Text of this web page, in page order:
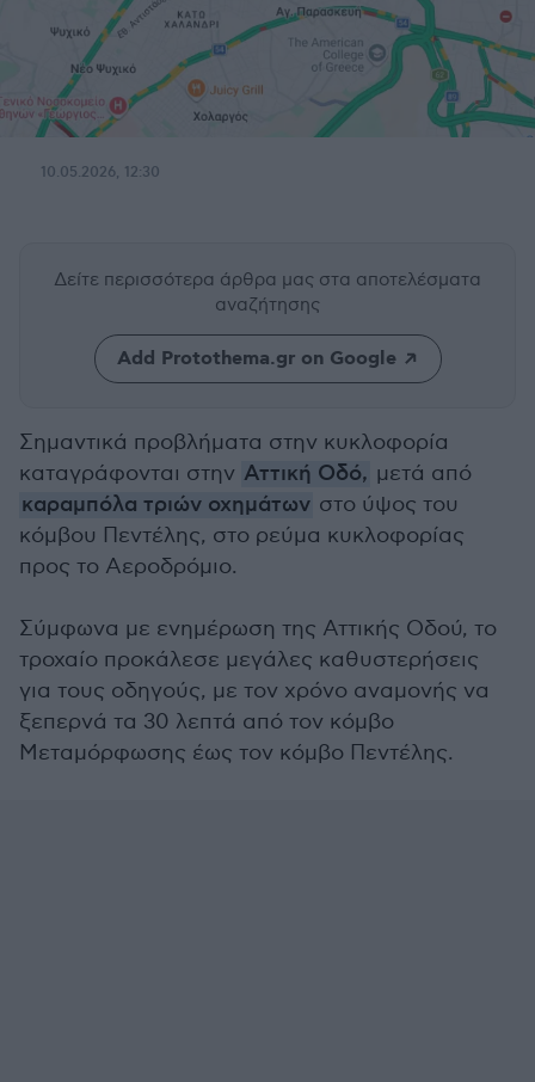
10.05.2026, 12:30
Δείτε περισσότερα άρθρα μας στα αποτελέσματα
αναζήτησης
Add Protothema.gr on Google
Σημαντικά προβλήματα στην κυκλοφορία
καταγράφονται στην Αττική Οδό, μετά από
καραμπόλα τριών οχημάτων στο ύψος του
κόμβου Πεντέλης, στο ρεύμα κυκλοφορίας
προς το Αεροδρόμιο.
Σύμφωνα με ενημέρωση της Αττικής Οδού, το
τροχαίο προκάλεσε μεγάλες καθυστερήσεις
για τους οδηγούς, με τον χρόνο αναμονής να
ξεπερνά τα 30 λεπτά από τον κόμβο
Μεταμόρφωσης έως τον κόμβο Πεντέλης.